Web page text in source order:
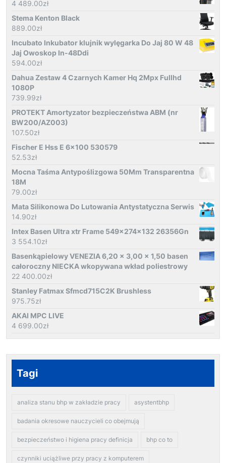
4 489.00zł
Stema Kenton Black
889.00zł
Incubato Inkubator klujnik wylęgarka Do Jaj 80 W 48
Jaj Owoskop In-48Ddi
594.00zł
Dahua Zestaw 4 Czarnych Kamer Hq 2Mpx Fullhd
1080P
739.99zł
PROTEKT Amortyzator bezpieczeństwa ABM (nr
BW200/AZ003)
107.50zł
Fischer E Hss E 6x100 530579
52.53zł
Mocna Taśma Antypoślizgowa 50Mm Transparentna
18M
79.00zł
Mata Silikonowa Do Lutowania Antystatyczna Serwis
14.90zł
Intex Basen Ultra xtr Frame 549x274x132 26356Gn
3 554.10zł
Basenkąpielowy VENEZIA 6,20 x 3,00 x 1,50 basen
całoroczny NIECKA wkopywana wkład poliestrowy
22 400.00zł
Stanley Fatmax Sfmcd715C2K Brushless
975.75zł
AKAI MPC LIVE
4 699.00zł
Tagi
analiza stanu bhp w zakładzie pracy asystentbhp
badania okresowe nauczycieli co obejmują
bezpieczeństwo i higiena pracy definicja bhp co to
czynniki uciążliwe przy pracy z komputerem